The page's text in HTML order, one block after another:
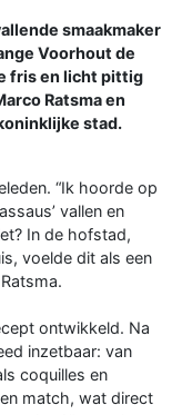
smaakmaker
Voorhout de
fris en licht pittig
Ratsma en
stad.
“Ik hoorde op
vallen en
In de hofstad,
voelde dit als een
ontwikkeld. Na
inzetbaar: van
coquilles en
match, wat direct